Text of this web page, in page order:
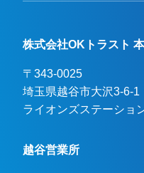
株式会社OKトラスト
〒343-0025
埼玉県越谷市大沢3-6-1
ライオンズステーショ
越谷営業所